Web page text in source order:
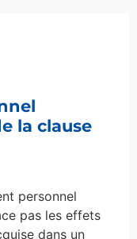
la clause
personnel
pas les effets
dans un